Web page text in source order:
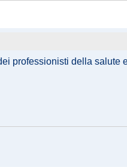
professionisti della salute